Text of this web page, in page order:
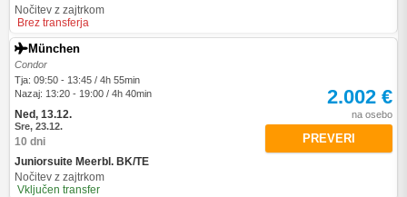
Nočitev z zajtrkom
Brez transferja
München
Condor
Tja: 09:50 - 13:45 / 4h 55min
Nazaj: 13:20 - 19:00 / 4h 40min
Ned, 13.12.
Sre, 23.12.
10 dni
Juniorsuite Meerbl. BK/TE
Nočitev z zajtrkom
Vključen transfer
2.002 €
na osebo
PREVERI